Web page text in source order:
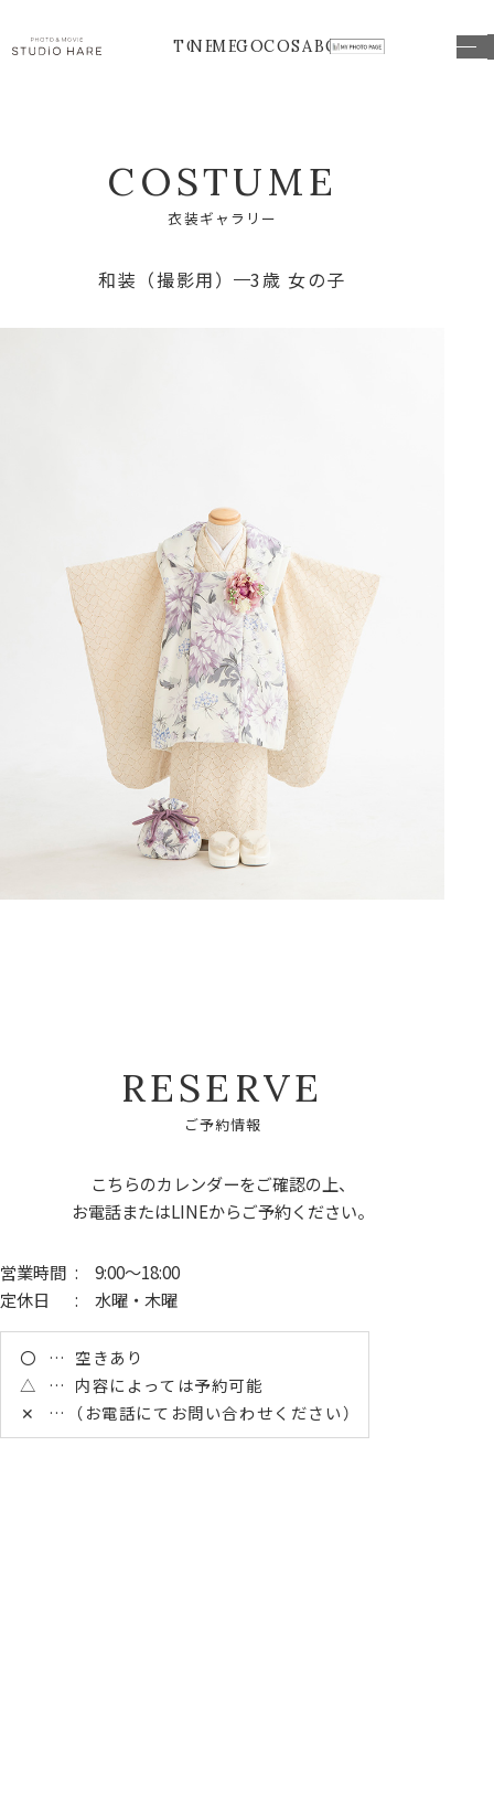
TOP
NEWS
MENU
GOODS
COSTUME
ABOUT
COSTUME
衣装ギ ャ ラ リ ー
和装（撮影用） 3歳 女の子
RESE RVE
ご予約情報
こちらのカレンダーをご確認の上、
お電話またはLINEからご予約ください。
営業時間 : 9:00～18:00
定休日
: 水曜・木曜
〇
空きあり
△
内容によっては予約可能
✕
（お電話にてお問い合わせください）